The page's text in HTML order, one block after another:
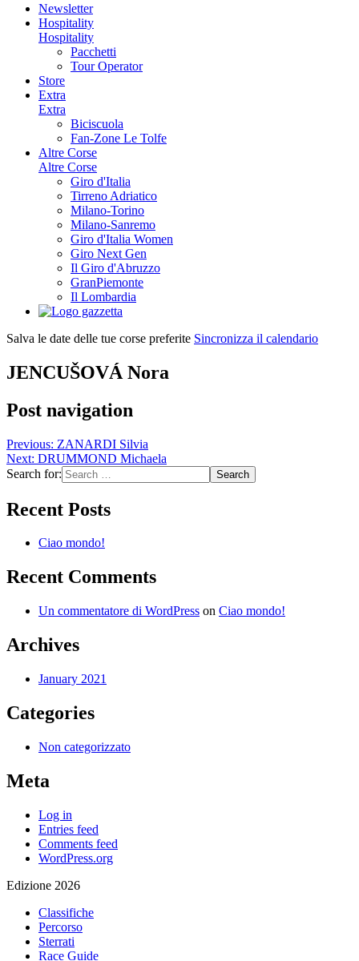
Newsletter
Hospitality
Hospitality
Pacchetti
Tour Operator
Store
Extra
Extra
Biciscuola
Fan-Zone Le Tolfe
Altre Corse
Altre Corse
Giro d'Italia
Tirreno Adriatico
Milano-Torino
Milano-Sanremo
Giro d'Italia Women
Giro Next Gen
Il Giro d'Abruzzo
GranPiemonte
Il Lombardia
Salva le date delle tue corse preferite Sincronizza il calendario
JENCUŠOVÁ Nora
Post navigation
Previous: ZANARDI Silvia
Next: DRUMMOND Michaela
Search for:
Recent Posts
Ciao mondo!
Recent Comments
Un commentatore di WordPress on Ciao mondo!
Archives
January 2021
Categories
Non categorizzato
Meta
Log in
Entries feed
Comments feed
WordPress.org
Edizione 2026
Classifiche
Percorso
Sterrati
Race Guide